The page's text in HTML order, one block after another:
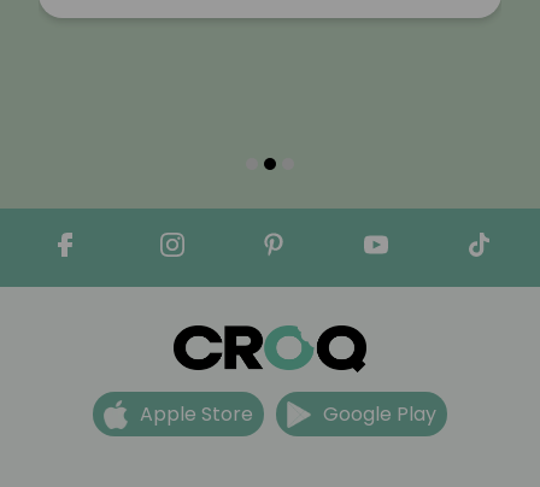
Apple Store Google Play